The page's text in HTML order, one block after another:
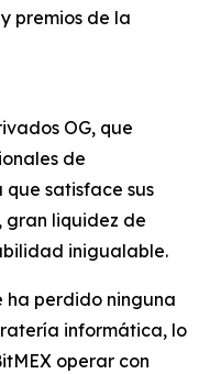
premios de la
OG, que
de
satisface sus
gran liquidez de
inigualable.
ha perdido ninguna
informática, lo
operar con